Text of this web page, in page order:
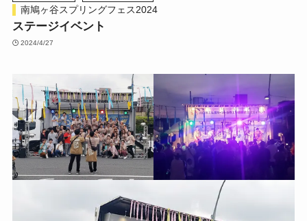
南鳩ヶ谷スプリングフェス2024
ステージイベント
2024/4/27